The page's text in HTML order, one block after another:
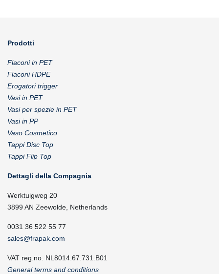
Prodotti
Flaconi in PET
Flaconi HDPE
Erogatori trigger
Vasi in PET
Vasi per spezie in PET
Vasi in PP
Vaso Cosmetico
Tappi Disc Top
Tappi Flip Top
Dettagli della Compagnia
Werktuigweg 20
3899 AN Zeewolde, Netherlands
0031 36 522 55 77
sales@frapak.com
VAT reg.no. NL8014.67.731.B01
General terms and conditions